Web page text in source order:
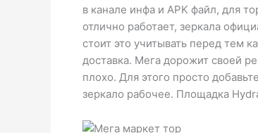
в канале инфа и APK файл, для
отлично работает, зеркала
стоит это учитывать перед тем
доставка. Мега дорожит своей
плохо. Для этого просто
зеркало рабочее. Площадка